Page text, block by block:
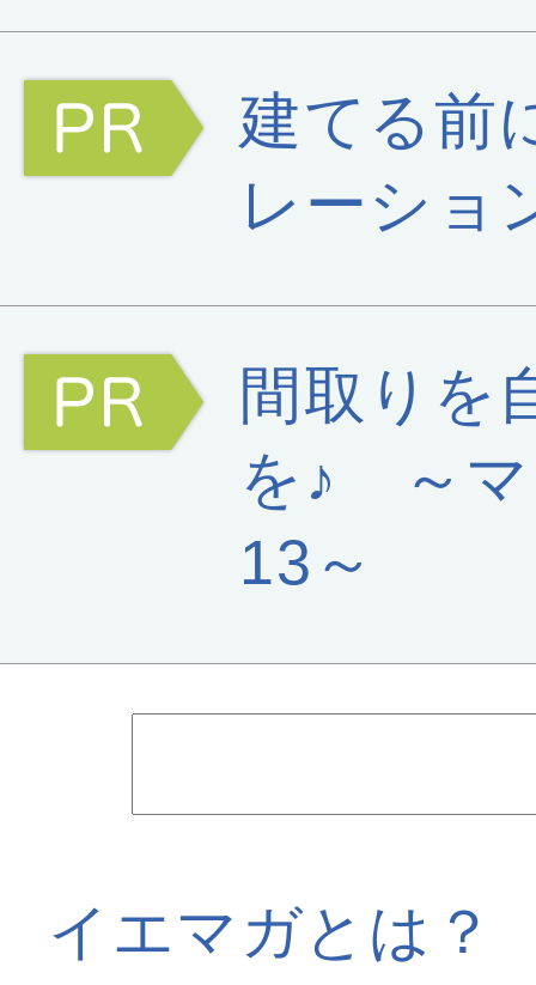
建てる前
レーショ
間取りを
を♪ ～マ
13～
イエマガとは？